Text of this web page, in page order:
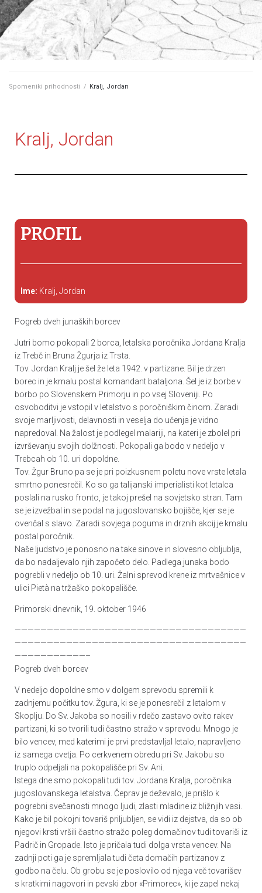
Spomeniki prihodnosti / Kralj, Jordan
Kralj, Jordan
PROFIL
Ime: Kralj, Jordan
Pogreb dveh junaških borcev
Jutri bomo pokopali 2 borca, letalska poročnika Jordana Kralja
iz Trebč in Bruna Žgurja iz Trsta.
Tov. Jordan Kralj je šel že leta 1942. v partizane. Bil je drzen
borec in je kmalu postal komandant bataljona. Šel je iz borbe v
borbo po Slovenskem Primorju in po vsej Sloveniji. Po
osvoboditvi je vstopil v letalstvo s poročniškim činom. Zaradi
svoje marljivosti, delavnosti in veselja do učenja je vidno
napredoval. Na žalost je podlegel malariji, na kateri je zbolel pri
izvrševanju svojih dolžnosti. Pokopali ga bodo v nedeljo v
Trebcah ob 10. uri dopoldne.
Tov. Žgur Bruno pa se je pri poizkusnem poletu nove vrste letala
smrtno ponesrečil. Ko so ga talijanski imperialisti kot letalca
poslali na rusko fronto, je takoj prešel na sovjetsko stran. Tam
se je izvežbal in se podal na jugoslovansko bojišče, kjer se je
ovenčal s slavo. Zaradi sovjega poguma in drznih akcij je kmalu
postal poročnik.
Naše ljudstvo je ponosno na take sinove in slovesno obljublja,
da bo nadaljevalo njih započeto delo. Padlega junaka bodo
pogrebli v nedeljo ob 10. uri. Žalni sprevod krene iz mrtvašnice v
ulici Pietà na tržaško pokopališče.
Primorski dnevnik, 19. oktober 1946
————————————————————————————————————
————————————————————————————————————
———————————–
Pogreb dveh borcev
V nedeljo dopoldne smo v dolgem sprevodu spremili k
zadnjemu počitku tov. Žgura, ki se je ponesrečil z letalom v
Skoplju. Do Sv. Jakoba so nosili v rdečo zastavo ovito rakev
partizani, ki so tvorili tudi častno stražo v sprevodu. Mnogo je
bilo vencev, med katerimi je prvi predstavljal letalo, napravljeno
iz samega cvetja. Po cerkvenem obredu pri Sv. Jakobu so
truplo odpeljali na pokopališče pri Sv. Ani.
Istega dne smo pokopali tudi tov. Jordana Kralja, poročnika
jugoslovanskega letalstva. Čeprav je deževalo, je prišlo k
pogrebni svečanosti mnogo ljudi, zlasti mladine iz bližnjih vasi.
Kako je bil pokojni tovariš priljubljen, se vidi iz dejstva, da so ob
njegovi krsti vršili častno stražo poleg domačinov tudi tovariši iz
Padrič in Gropade. Isto je pričala tudi dolga vrsta vencev. Na
zadnji poti ga je spremljala tudi četa domačih partizanov z
godbo na čelu. Ob grobu se je poslovilo od njega več tovarišev
s kratkimi nagovori in pevski zbor «Primorec», ki je zapel nekaj